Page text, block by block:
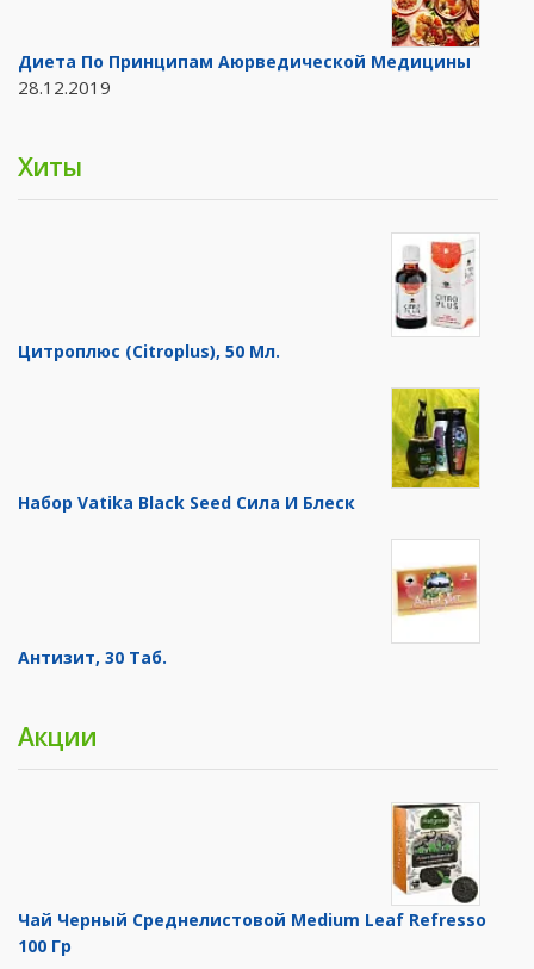
Диета По Принципам Аюрведической Медицины
28.12.2019
Хиты
Цитроплюс (Citroplus), 50 Мл.
Набор Vatika Black Seed Сила И Блеск
Антизит, 30 Таб.
Акции
Чай Черный Среднелистовой Medium Leaf Refresso
100 Гр